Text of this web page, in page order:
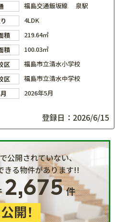
福島交通飯坂線 泉駅
4LDK
積
219.64㎡
積
100.03㎡
区
福島市立清水小学校
区
福島市立清水中学校
2026年5月
登録日：2026/6/15
公開されていない、
きる物件があります!!
2,675件
開！